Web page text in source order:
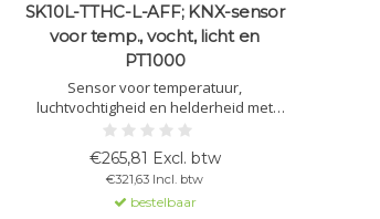
SK10L-TTHC-L-AFF; KNX-sensor
voor temp., vocht, licht en
PT1000
Sensor voor temperatuur,
luchtvochtigheid en helderheid met
geïntegreerde voelers. Voor
klimaatregeling, dauwpuntbewaking,
ventilatiebesturing en KNX-integratie.
Geschikt voor binnen- en
buitengebruik (IP54/65).
€265,81 Excl. btw
€321,63 Incl. btw
bestelbaar